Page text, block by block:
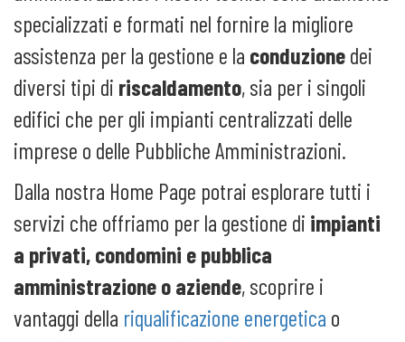
specializzati e formati nel fornire la migliore
assistenza per la gestione e la conduzione dei
diversi tipi di riscaldamento, sia per i singoli
edifici che per gli impianti centralizzati delle
imprese o delle Pubbliche Amministrazioni.
Dalla nostra Home Page potrai esplorare tutti i
servizi che offriamo per la gestione di impianti
a privati, condomini e pubblica
amministrazione o aziende, scoprire i
vantaggi della riqualificazione energetica o